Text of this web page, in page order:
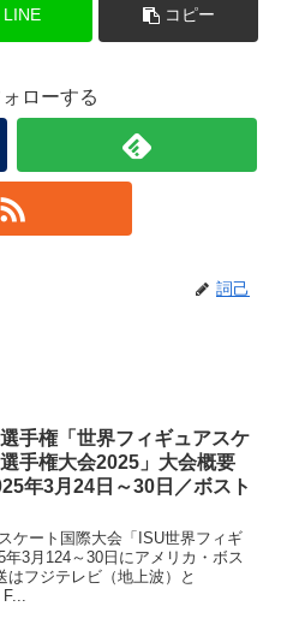
LINE コピー
ローする
詞己
手権「世界フィギュアスケ
手権大会2025」大会概要
年3月24日～30日／ボスト
ケート国際大会「ISU世界フィギ
3月124～30日にアメリカ・ボス
はフジテレビ（地上波）と